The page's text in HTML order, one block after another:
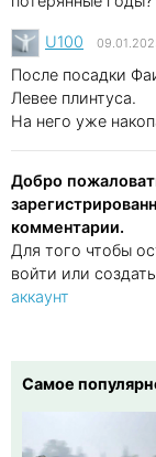
U100
После посадки
Левее плинтуса.
На него уже
Добро
комментарии.
Для того чтобы
войти или
аккаунт
Самое